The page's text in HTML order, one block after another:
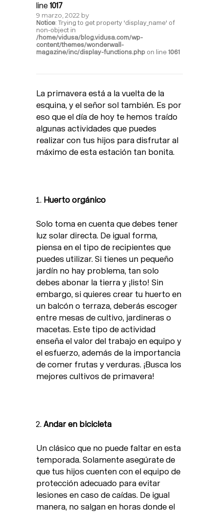
line 1017
9 marzo, 2022 by
Notice: Trying to get property 'display_name' of
non-object in
/home/vidusa/blog.vidusa.com/wp-
content/themes/wonderwall-
magazine/inc/display-functions.php on line 1061
La primavera está a la vuelta de la
esquina, y el señor sol también. Es por
eso que el día de hoy te hemos traído
algunas actividades que puedes
realizar con tus hijos para disfrutar al
máximo de esta estación tan bonita.
Huerto orgánico
Solo toma en cuenta que debes tener
luz solar directa. De igual forma,
piensa en el tipo de recipientes que
puedes utilizar. Si tienes un pequeño
jardín no hay problema, tan solo
debes abonar la tierra y ¡listo! Sin
embargo, si quieres crear tu huerto en
un balcón o terraza, deberás escoger
entre mesas de cultivo, jardineras o
macetas. Este tipo de actividad
enseña el valor del trabajo en equipo y
el esfuerzo, además de la importancia
de comer frutas y verduras. ¡Busca los
mejores cultivos de primavera!
Andar en bicicleta
Un clásico que no puede faltar en esta
temporada. Solamente asegúrate de
que tus hijos cuenten con el equipo de
protección adecuado para evitar
lesiones en caso de caídas. De igual
manera, no salgan en horas donde el